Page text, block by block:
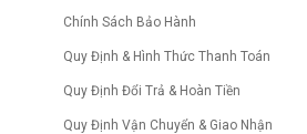
Chính Sách Bảo Hành
Quy Định & Hình Thức Thanh Toán
Quy Định Đổi Trả & Hoàn Tiền
Quy Định Vận Chuyển & Giao Nhận